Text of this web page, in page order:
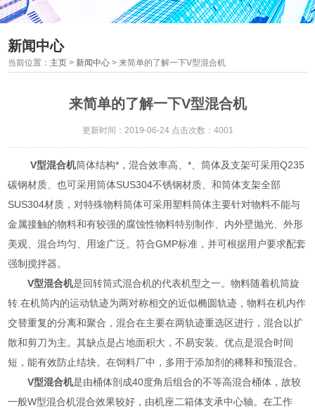
新闻中心
当前位置： 主页 > 新闻中心 > 来简单的了解一下V型混合机
来简单的了解一下V型混合机
更新时间：2019-06-24 点击次数：4001
V型混合机筒体结构*，混合效率高、*、筒体及支架可采用Q235
碳钢材质、也可采用筒体SUS304不锈钢材质、和筒体支架全部
SUS304材质，对特殊物料筒体可采用塑料筒体主要针对物料不能与
金属接触的物料和有较强的腐蚀性物料特别制作、内外壁抛光、外形
美观、混合均匀、用途广泛。符合GMP标准，并可根据用户要求配套
强制搅拌器。
V型混合机是回转筒式混合机的代表机型之一。物料随着机筒旋
转.在机筒内的运动轨迹为两对称相交的近似椭圆轨迹，物料在机内作
交替重复的分离和聚合，混合在主要在两轨迹重选区进行，混合以扩
散和剪刀为主。其缺点是占地面积大，不易安装。优点是混合时间
短，能有效防止结块。在饲料厂中，多用于添加剂的稀释和预混合。
V型混合机是由桶体剖成40度角后组合的不等高混合桶体，故较
一般W型混合机混合效果较好，由机座二箱体支承中心轴。在工作